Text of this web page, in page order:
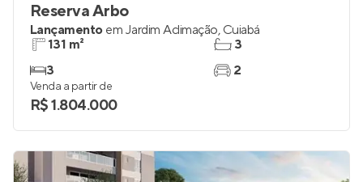
Reserva Arbo
Lançamento em Jardim Aclimação, Cuiabá
131 m²
3
3
2
Venda a partir de
R$ 1.804.000